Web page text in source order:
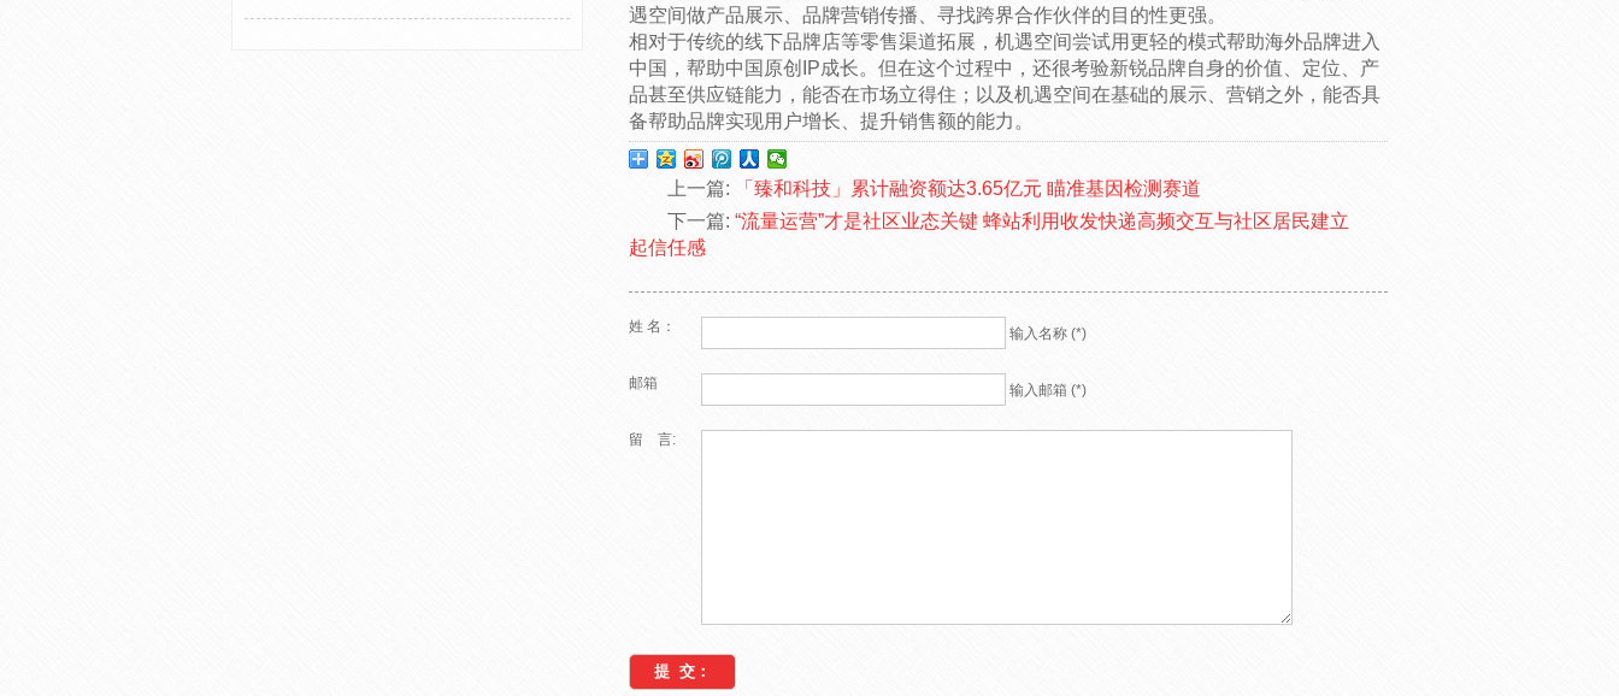
遇空间做产品展示、品牌营销传播、寻找跨界合作伙伴的目的性更强。
相对于传统的线下品牌店等零售渠道拓展，机遇空间尝试用更轻的模式帮助海外品牌进入
中国，帮助中国原创IP成长。但在这个过程中，还很考验新锐品牌自身的价值、定位、产
品甚至供应链能力，能否在市场立得住；以及机遇空间在基础的展示、营销之外，能否具
备帮助品牌实现用户增长、提升销售额的能力。
上一篇:
「臻和科技」累计融资额达3.65亿元 瞄准基因检测赛道
下一篇: “流量运营”才是社区业态关键 蜂站利用收发快递高频交互与社区居民建立
起信任感
姓 名： 输入名称 (*)
邮箱 输入邮箱 (*)
留 言: